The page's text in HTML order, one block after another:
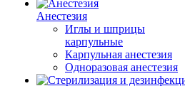
Анестезия
Иглы и шприцы
карпульные
Карпульная анестезия
Одноразовая анестезия